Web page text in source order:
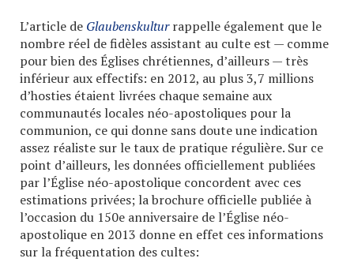
L’article de Glaubenskulturrappelle également que le
nombre réel de fidèles assistant au culte est — comme
pour bien des Églises chrétiennes, d’ailleurs — très
inférieur aux effectifs: en 2012, au plus 3,7 millions
d’hosties étaient livrées chaque semaine aux
communautés locales néo-apostoliques pour la
communion, ce qui donne sans doute une indication
assez réaliste sur le taux de pratique régulière. Sur ce
point d’ailleurs, les données officiellement publiées
par l’Église néo-apostolique concordent avec ces
estimations privées; la brochure officielle publiée à
l’occasion du 150e anniversaire de l’Église néo-
apostolique en 2013 donne en effet ces informations
sur la fréquentation des cultes: